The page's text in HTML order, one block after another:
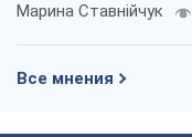
Марина Ставнійчук
Все мнения